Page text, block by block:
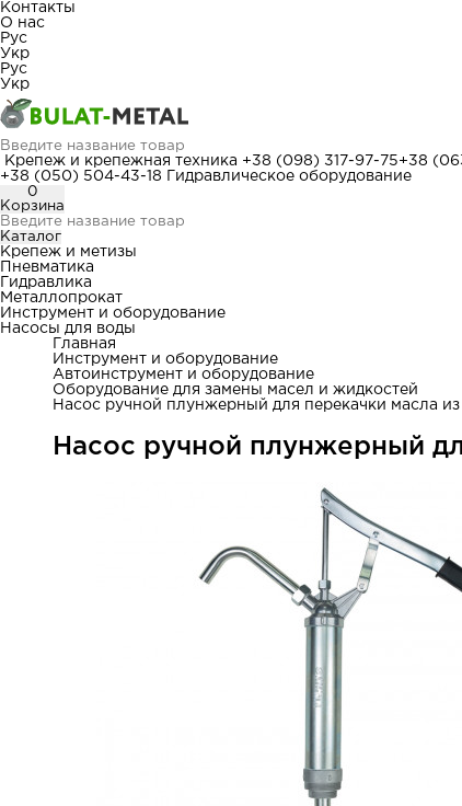
Контакты
О нас
Рус
Укр
Рус
Укр
Крепеж и крепежная техника +38 (098) 317-97-75+38
+38 (050) 504-43-18
Гидравлическое оборудование
0
Корзина
Каталог
Крепеж и метизы
Пневматика
Гидравлика
Металлопрокат
Инструмент и оборудование
Насосы для воды
Главная
Инструмент и оборудование
Автоинструмент и оборудование
Оборудование для замены масел и жидкостей
Насос ручной плунжерный для перекачки масла
Насос ручной плунжерный